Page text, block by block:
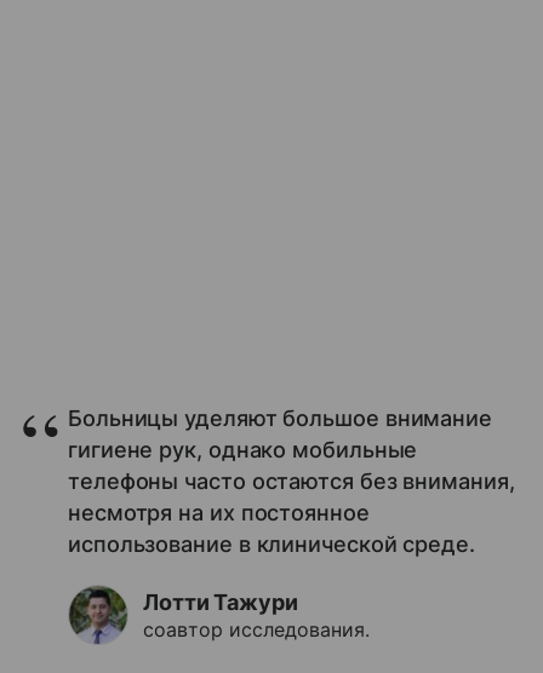
Больницы уделяют большое внимание
гигиене рук, однако мобильные
телефоны часто остаются без внимания,
несмотря на их постоянное
использование в клинической среде.
Лотти Тажури
соавтор исследования.